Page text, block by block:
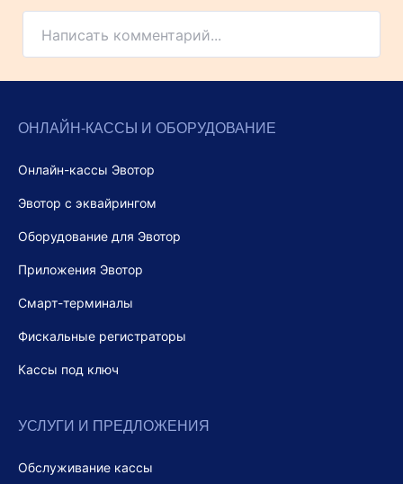
Написать комментарий...
ОНЛАЙН-КАССЫ И ОБОРУДОВАНИЕ
Онлайн-кассы Эвотор
Эвотор с эквайрингом
Оборудование для Эвотор
Приложения Эвотор
Смарт-терминалы
Фискальные регистраторы
Кассы под ключ
УСЛУГИ И ПРЕДЛОЖЕНИЯ
Обслуживание кассы